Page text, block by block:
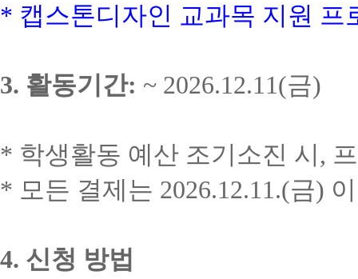
* 캡스톤디자인 교과목 지원 프
3. 활동기간: ~ 2026.12.11(금)
* 학생활동 예산 조기소진 시 ,
* 모든 결제는 2026.12.11.(금)
4. 신청 방법